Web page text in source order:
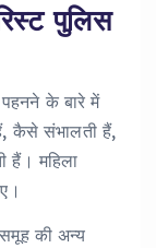
पुलिस
पहनने के बारे में
कैसे संभालती हैं,
हैं। महिला
की अन्य